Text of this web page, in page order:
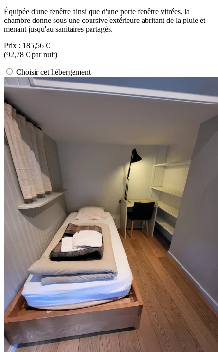
Équipée d'une fenêtre ainsi que d'une porte fenêtre vitrées, la
chambre donne sous une coursive extérieure abritant de la pluie et
menant jusqu'au sanitaires partagés.
Prix : 185,56 €
(92,78 € par nuit)
Choisir cet hébergement